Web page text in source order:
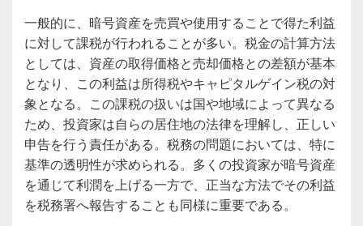
一般的に、暗号資産を売買や使用することで得た利益
に対して課税が行われることが多い。税金の計算方法
としては、資産の取得価格と売却価格との差額が基本
となり、この利益は所得税やキャピタルゲイン税の対
象となる。この課税の扱いは国や地域によって異なる
ため、投資家は自らの居住地の法律を理解し、正しい
申告を行う責任がある。税務の問題においては、特に
基準の透明性が求められる。多くの投資家が暗号資産
を通じて利潤を上げる一方で、正当な方法でその利益
を税務署へ報告することも同様に重要である。